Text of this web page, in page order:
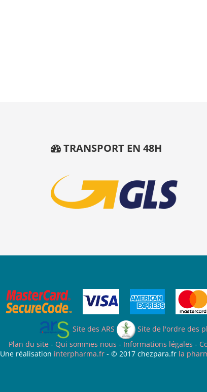
TRANSPORT EN 48H
Site des ARS
Site de l'ordre des
Plan du site - Qui sommes nous - Informations légales -
Une réalisation interpharma.fr - © 2017 chezpara.fr la